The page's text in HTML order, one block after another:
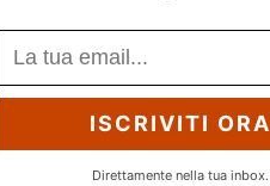
ISCRIVITI ORA
Direttamente nella tua inbox.